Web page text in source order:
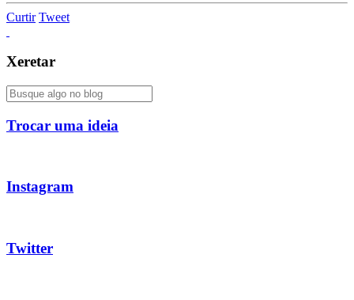
Curtir Tweet
Xeretar
Trocar uma ideia
Instagram
Twitter